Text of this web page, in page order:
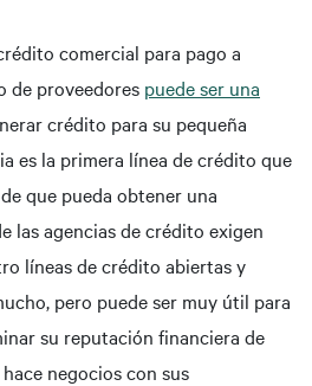
comercial para pago a
de proveedores puede ser una
crédito para su pequeña
es la primera línea de crédito que
que pueda obtener una
las agencias de crédito exigen
líneas de crédito abiertas y
pero puede ser muy útil para
su reputación financiera de
negocios con sus